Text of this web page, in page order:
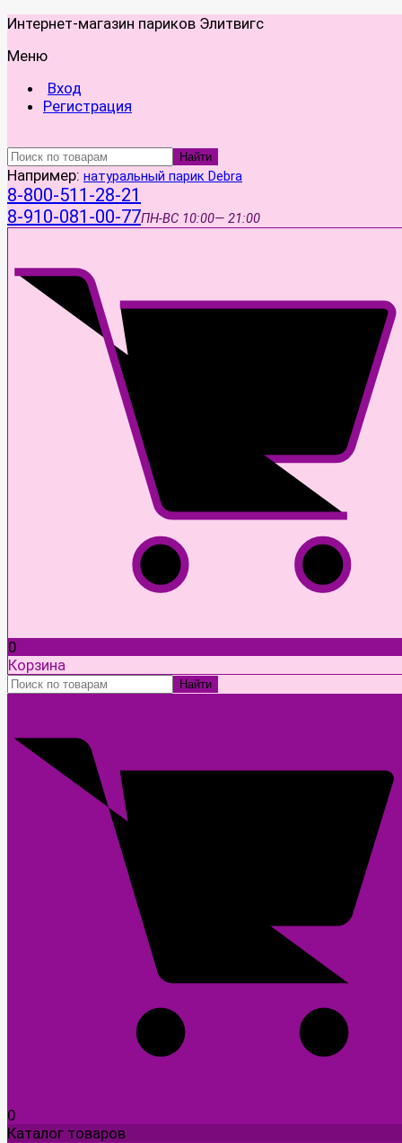
Интернет-магазин париков Элитвигс
Меню
Вход
Регистрация
Найти
Например: натуральный парик Debra
8-800-511-28-21
8-910-081-00-77ПН-ВС 10:00— 21:00
0
Корзина
Найти
0
Каталог товаров